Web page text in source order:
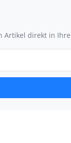
Artikel direkt in